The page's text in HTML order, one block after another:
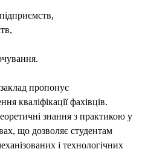
пропонує
кваліфікації фахівців.
знання з практикою у
що дозволяє студентам
і технологічних